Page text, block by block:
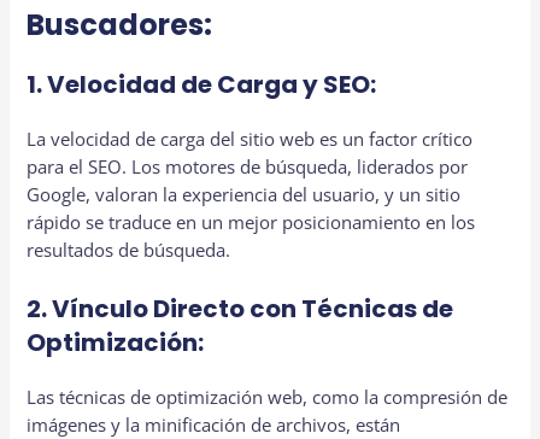
Buscadores:
1. Velocidad de Carga y SEO:
La velocidad de carga del sitio web es un factor crítico
para el SEO. Los motores de búsqueda, liderados por
Google, valoran la experiencia del usuario, y un sitio
rápido se traduce en un mejor posicionamiento en los
resultados de búsqueda.
2. Vínculo Directo con Técnicas de
Optimización:
Las técnicas de optimización web, como la compresión de
imágenes y la minificación de archivos, están